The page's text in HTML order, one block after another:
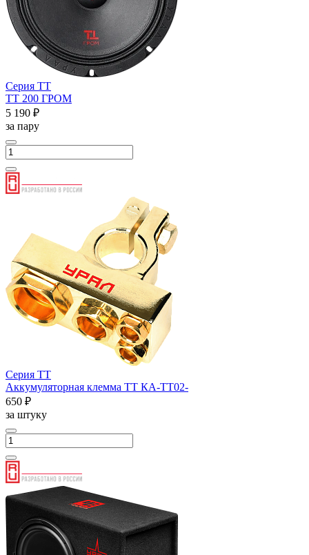
Серия ТТ
ТТ 200 ГРОМ
5 190 ₽
за пару
Серия ТТ
Аккумуляторная клемма ТТ КА-ТТ02-
650 ₽
за штуку